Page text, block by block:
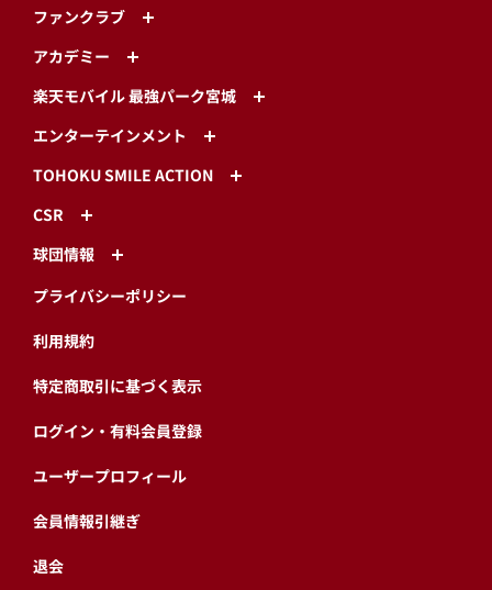
ファンクラブ
アカデミー
楽天モバイル 最強パーク宮城
エンターテインメント
TOHOKU SMILE ACTION
CSR
球団情報
プライバシーポリシー
利用規約
特定商取引に基づく表示
ログイン・有料会員登録
ユーザープロフィール
会員情報引継ぎ
退会